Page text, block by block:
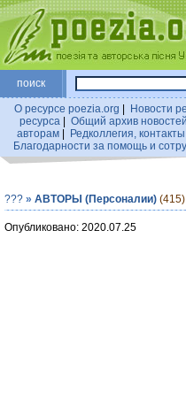
поиск
О ресурсе poezia.org
Новости
ресурса
Общий архив новостей
авторам| Редколлегия, контакты
Благодарности за помощь и
??? » АВТОРЫ (Персоналии) (415)
Опубликовано: 2020.07.25